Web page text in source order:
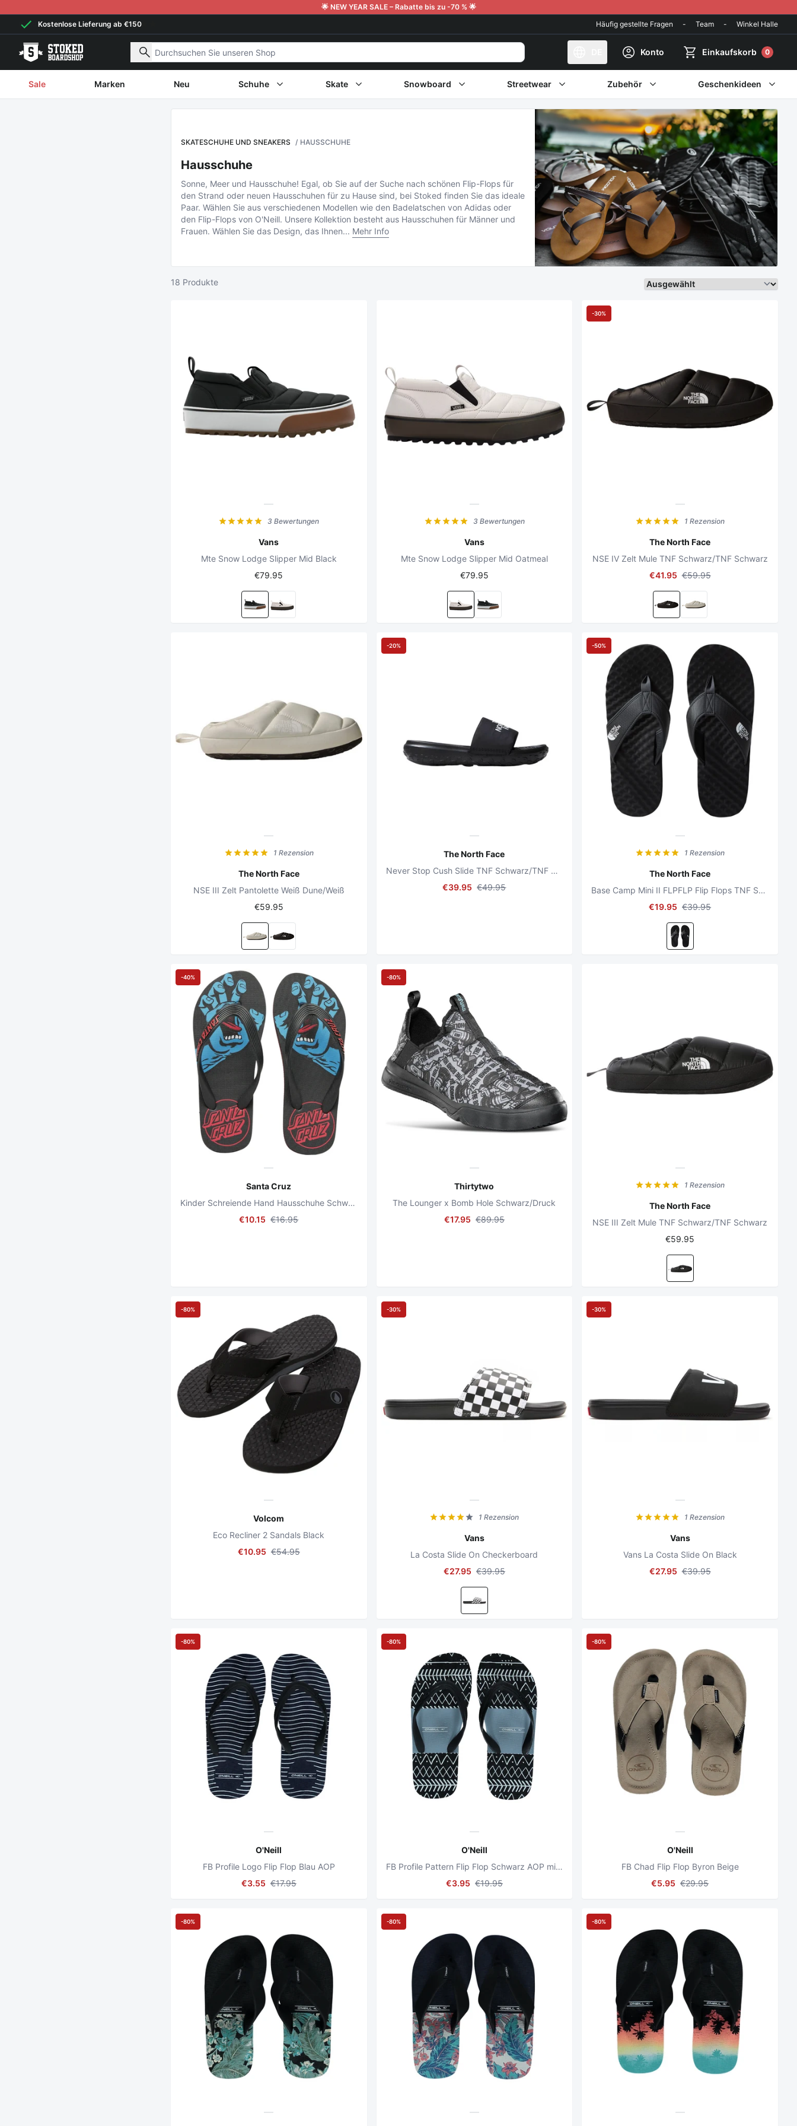
🌟 NEW YEAR SALE – Rabatte bis zu -70 % 🌟
Kostenlose Lieferung ab €150
Häufig gestellte Fragen - Team - Winkel Halle
Konto Einkaufskorb 0
Nach Produkten suchen
Sale Marken Neu Schuhe Skate Snowboard Streetwear Zubehör Geschenkideen
SKATESCHUHE UND SNEAKERS HAUSSCHUHE
Hausschuhe
Sonne, Meer und Hausschuhe! Egal, ob Sie auf der Suche nach schönen Flip-Flops für
den Strand oder neuen Hausschuhen für zu Hause sind, bei Stoked finden Sie das ideale
Paar. Wählen Sie aus verschiedenen Modellen wie den Badelatschen von Adidas oder
den Flip-Flops von O'Neill. Unsere Kollektion besteht aus Hausschuhen für Männer und
Frauen. Wählen Sie das Design, das Ihnen... Mehr Info
18 Produkte Sortieren Sie weiter
3 Bewertungen
Vans
Mte Snow Lodge Slipper Mid Black
€79.95
3 Bewertungen
Vans
Mte Snow Lodge Slipper Mid Oatmeal
€79.95
1 Rezension
The North Face
NSE IV Zelt Mule TNF Schwarz/TNF Schwarz
€41.95 €59.95
-30%
1 Rezension
The North Face
NSE III Zelt Pantolette Weiß Dune/Weiß
€59.95
The North Face
Never Stop Cush Slide TNF Schwarz/TNF Schwarz
€39.95 €49.95
-20%
1 Rezension
The North Face
Base Camp Mini II FLPFLP Flip Flops TNF Schwarz/ TNF Weiß
€19.95 €39.95
-50%
Santa Cruz
Kinder Schreiende Hand Hausschuhe Schwarz
€10.15 €16.95
-40%
Thirtytwo
The Lounger x Bomb Hole Schwarz/Druck
€17.95 €89.95
-80%
1 Rezension
The North Face
NSE III Zelt Mule TNF Schwarz/TNF Schwarz
€59.95
Volcom
Eco Recliner 2 Sandals Black
€10.95 €54.95
-80%
1 Rezension
Vans
La Costa Slide On Checkerboard
€27.95 €39.95
-30%
1 Rezension
Vans
Vans La Costa Slide On Black
€27.95 €39.95
-30%
O'Neill
FB Profile Logo Flip Flop Blau AOP
€3.55 €17.95
-80%
O'Neill
FB Profile Pattern Flip Flop Schwarz AOP mit Rot
€3.95 €19.95
-80%
O'Neill
FB Chad Flip Flop Byron Beige
€5.95 €29.95
-80%
-80% -80% -80%